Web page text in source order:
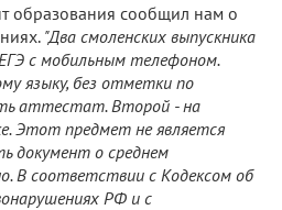
образования сообщил нам о
"Два смоленских выпускника
с мобильным телефоном.
языку, без отметки по
аттестат. Второй - на
Этот предмет не является
документ о среднем
В соответствии с Кодексом об
РФ и с